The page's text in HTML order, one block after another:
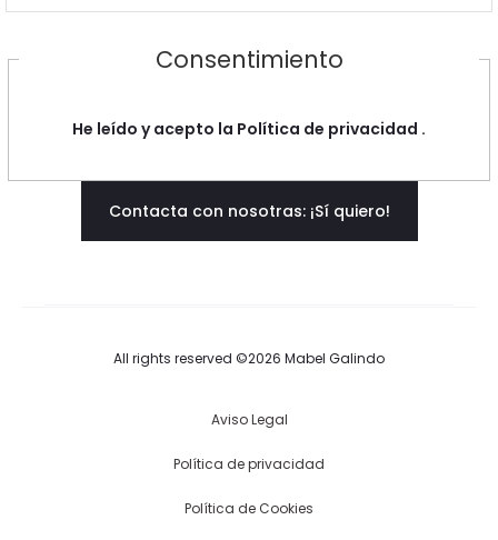
Consentimiento
He leído y acepto la Política de privacidad .
Contacta con nosotras: ¡Sí quiero!
All rights reserved ©2026 Mabel Galindo
Aviso Legal
Política de privacidad
Política de Cookies